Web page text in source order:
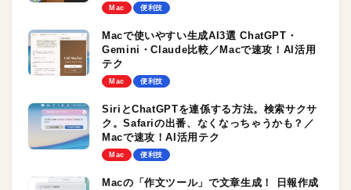
Mac 便利技
Macで使いやすい生成AI3選 ChatGPT・
Gemini・Claude比較／Macで速攻！AI活用
テク
Mac 便利技
SiriとChatGPTを連係する方法。検索サクサ
ク。Safariの出番、なくなっちゃうかも？／
Macで速攻！AI活用テク
Mac 便利技
Macの「作文ツール」で文章生成！ 日報作成